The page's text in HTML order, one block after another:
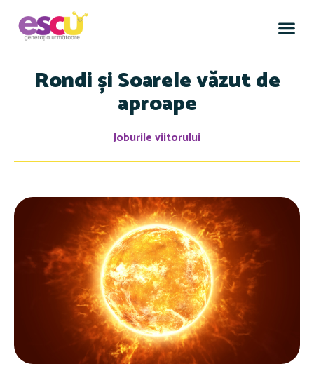
Rondi și Soarele văzut de
aproape
Joburile viitorului